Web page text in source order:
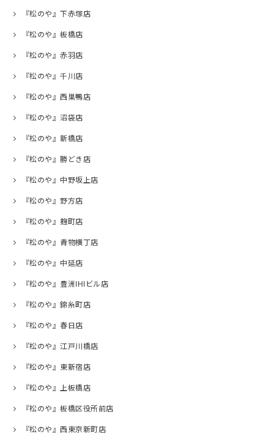
『松のや』下赤塚店
『松のや』板橋店
『松のや』赤羽店
『松のや』千川店
『松のや』西巣鴨店
『松のや』沼袋店
『松のや』新橋店
『松のや』勝どき店
『松のや』中野坂上店
『松のや』野方店
『松のや』麹町店
『松のや』青物横丁店
『松のや』中延店
『松のや』豊洲IHIビル店
『松のや』錦糸町店
『松のや』春日店
『松のや』江戸川橋店
『松のや』東新宿店
『松のや』上板橋店
『松のや』板橋区役所前店
『松のや』西東京新町店